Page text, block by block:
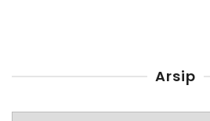
Arsip